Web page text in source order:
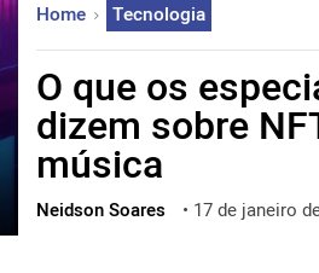
中文
한국어
العربية
ไทย
ქართული
Home Tecnologia
O que os
dizem sobre
música
Neidson Soares • 17 de janeiro